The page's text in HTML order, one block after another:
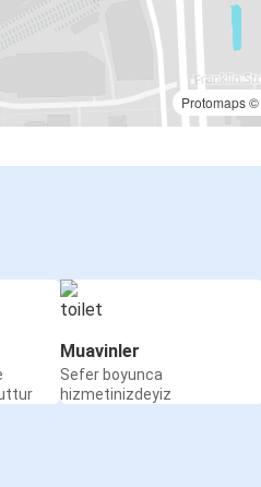
Protomaps©
Muavinler
Sefer boyunca
hizmetinizdeyiz